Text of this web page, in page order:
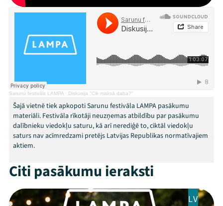
Programma
Jaunumi
Ziedo
Veikals
Kontakti
Sarunu festivāls LAMPA · Diskusija "Cik maksā daba?"
Šajā vietnē tiek apkopoti Sarunu festivāla LAMPA pasākumu
materiāli. Festivāla rīkotāji neuzņemas atbildību par pasākumu
dalībnieku viedokļu saturu, kā arī nerediģē to, ciktāl viedokļu
saturs nav acīmredzami pretējs Latvijas Republikas normatīvajiem
aktiem.
Citi pasākumu ieraksti
LV